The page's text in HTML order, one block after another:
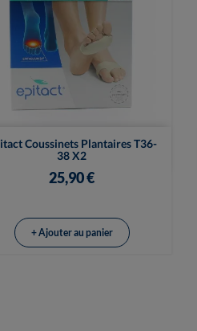
Coussinets Plantaires T36-
38 X2
25,90 €
Vue rapide
+ Ajouter au panier